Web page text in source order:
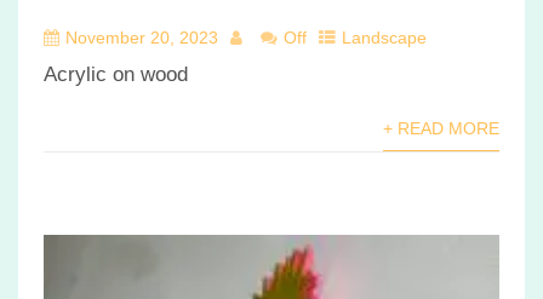
November 20, 2023 Off Landscape
Acrylic on wood
+ READ MORE